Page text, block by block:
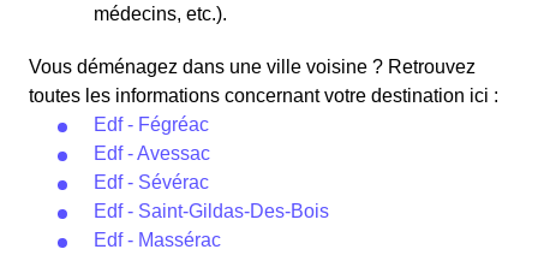
médecins, etc.).
Vous déménagez dans une ville voisine ? Retrouvez
toutes les informations concernant votre destination ici :
Edf - Fégréac
Edf - Avessac
Edf - Sévérac
Edf - Saint-Gildas-Des-Bois
Edf - Massérac